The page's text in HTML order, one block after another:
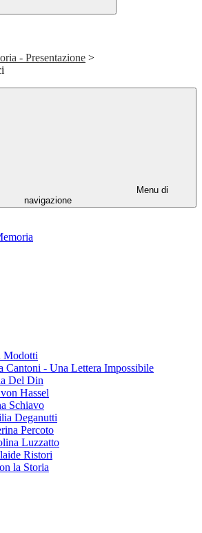
- Presentazione >
Menu di
navigazione
Modotti
Cantoni - Una Lettera Impossibile
Del Din
Hassel
Schiavo
Deganutti
Percoto
Luzzatto
Ristori
la Storia